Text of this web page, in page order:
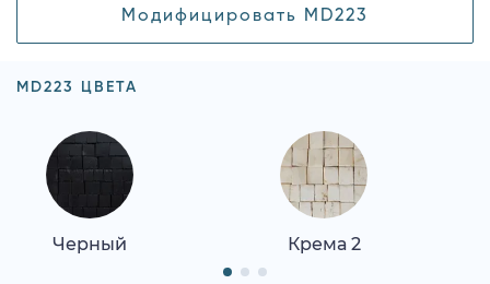
Модифицировать MD223
MD223 ЦВЕТА
Черный Крема 2